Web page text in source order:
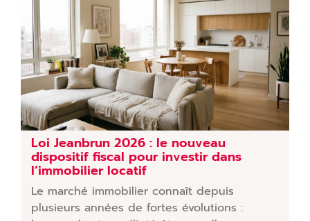
Loi Jeanbrun 2026 : le nouveau
dispositif fiscal pour investir dans
l’immobilier locatif
Le marché immobilier connaît depuis
plusieurs années de fortes évolutions :